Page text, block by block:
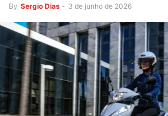
By Sergio Dias - 3 de junho de 2026